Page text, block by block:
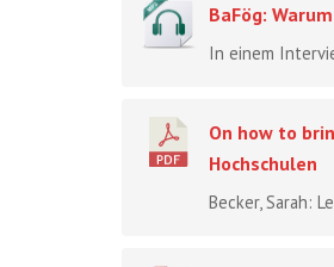
BaFög:
In einem
On how to
Hochschulen
Becker, Sarah: